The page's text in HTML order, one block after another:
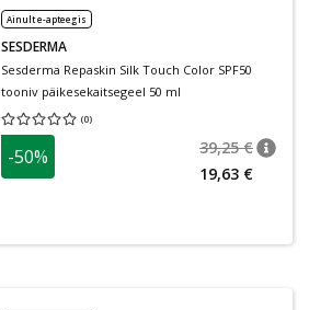
Ainult e-apteegis
SESDERMA
Sesderma Repaskin Silk Touch Color SPF50
tooniv päikesekaitsegeel 50 ml
(0)
Keskmine hinnang 0.00
-50% 39,25 €
19,63 €